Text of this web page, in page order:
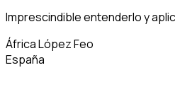
Imprescindible entenderlo y
África López Feo
España